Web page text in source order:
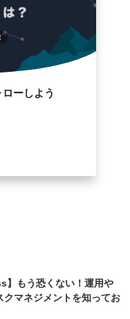
ーしよう
】もう恐くない！運用や
クマネジメントを知ってお